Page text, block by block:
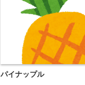
パイナップル